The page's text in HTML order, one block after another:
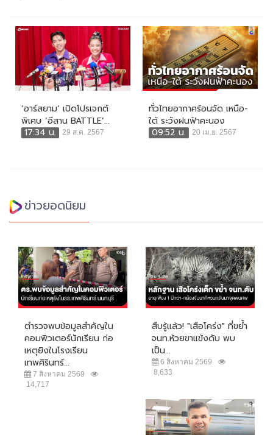
‘อาร์สยาม’ เปิดโปรเจกต์
พิเศษ ‘อีสาน BATTLE’...
17:34 น.
29 ส.ค. 2567
ทั่วไทยอากาศร้อนจัด เหนือ-
ใต้ ระวังฝนฟ้าคะนอง
09:52 น.
20 เม.ย. 2567
ข่าวยอดนิยม
ตำรวจพบข้อมูลสำคัญใน
คอมพิวเตอร์นักเรียน ก่อ
เหตุยิงในโรงเรียน
เทพศิรินทร์...
7 สิงหาคม 2569
14,717
สืบรู้แล้ว! "เสือโคร่ง" ที่ขย้ำ
จนท.ห้วยขาแข้งดับ พบ
เป็น...
6 สิงหาคม 2569
8,633